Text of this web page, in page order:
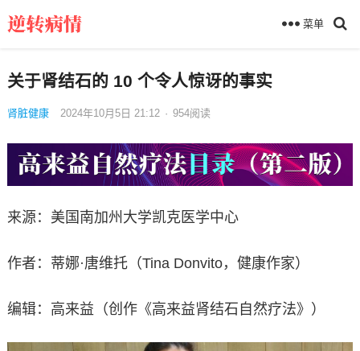
菜单
关于肾结石的 10 个令人惊讶的事实
肾脏健康 2024年10月5日 21:12 · 954阅读
来源：美国南加州大学凯克医学中心
作者：蒂娜·唐维托（Tina Donvito，健康作家）
编辑：高来益（创作《高来益肾结石自然疗法》）